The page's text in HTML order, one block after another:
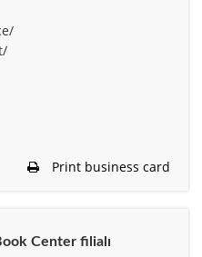
Print business card
Center filialı